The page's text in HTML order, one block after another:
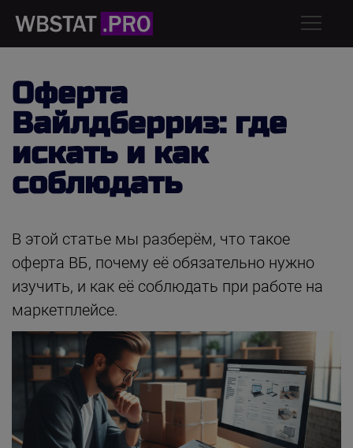
Оферта
Вайлдберриз: где
искать и как
соблюдать
В этой статье мы разберём, что такое
оферта ВБ, почему её обязательно нужно
изучить, и как её соблюдать при работе на
маркетплейсе.